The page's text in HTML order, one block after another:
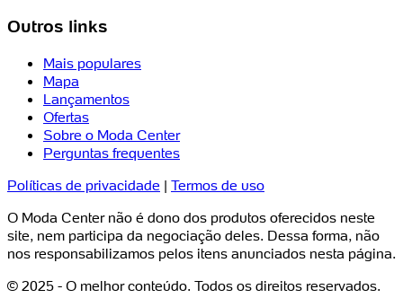
Outros links
Mais populares
Mapa
Lançamentos
Ofertas
Sobre o Moda Center
Perguntas frequentes
Políticas de privacidade | Termos de uso
O Moda Center não é dono dos produtos oferecidos neste
site, nem participa da negociação deles. Dessa forma, não
nos responsabilizamos pelos itens anunciados nesta página.
© 2025 - O melhor conteúdo. Todos os direitos reservados.